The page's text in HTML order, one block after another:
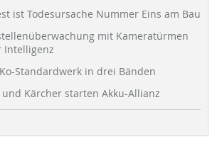
ist Todesursache Nummer Eins am Bau
mit Kameratürmen
Intelligenz
Standardwerk in drei Bänden
und Kärcher starten Akku-Allianz